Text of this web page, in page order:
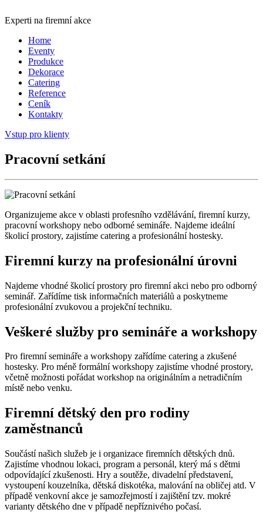
Experti na firemní akce
Home
Eventy
Produkce
Dekorace
Catering
Reference
Ceník
Kontakty
Vstup pro klienty
Pracovní setkání
Organizujeme akce v oblasti profesního vzdělávání, firemní kurzy,
pracovní workshopy nebo odborné semináře. Najdeme ideální
školicí prostory, zajistíme catering a profesionální hostesky.
Firemní kurzy na profesionální úrovni
Najdeme vhodné školicí prostory pro firemní akci nebo pro odborný
seminář. Zařídíme tisk informačních materiálů a poskytneme
profesionální zvukovou a projekční techniku.
Veškeré služby pro semináře a workshopy
Pro firemní semináře a workshopy zařídíme catering a zkušené
hostesky. Pro méně formální workshopy zajistíme vhodné prostory,
včetně možnosti pořádat workshop na originálním a netradičním
místě nebo venku.
Firemní dětský den pro rodiny
zaměstnanců
Součástí našich služeb je i organizace firemních dětských dnů.
Zajistíme vhodnou lokaci, program a personál, který má s dětmi
odpovídající zkušenosti. Hry a soutěže, divadelní představení,
vystoupení kouzelníka, dětská diskotéka, malování na obličej atd. V
případě venkovní akce je samozřejmostí i zajištění tzv. mokré
varianty dětského dne v případě nepříznivého počasí.